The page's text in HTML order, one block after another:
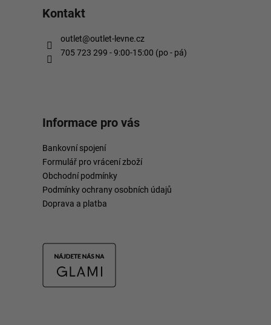
Kontakt
outlet@outlet-levne.cz
705 723 299 - 9:00-15:00 (po - pá)
Informace pro vás
Bankovní spojení
Formulář pro vrácení zboží
Obchodní podmínky
Podmínky ochrany osobních údajů
Doprava a platba